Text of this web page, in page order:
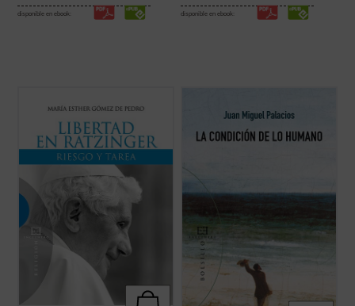
disponible en ebook: disponible en ebook:
con las que Joseph Ratzinger guía al que se
Sólo la alegre aceptación de lo que somos,
nuestra verdad y nuestra libertad
compartida, así como de la ...(ver ficha)
finito que, al tener experiencia de su finitud,
se asoma de algún modo a lo infinito.
Esta peculiar forma de finitud es la que se
vislumbra en las lecciones que forman este